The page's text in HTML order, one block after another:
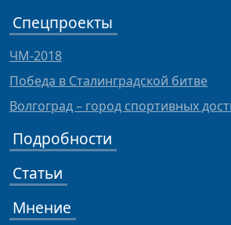
Спецпроекты
ЧМ-2018
Победа в Сталинградской битве
Волгоград – город спортивных
Подробности
Статьи
Мнение